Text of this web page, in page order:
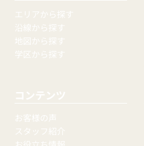
エリアから探す
沿線から探す
地図から探す
学区から探す
コンテンツ
お客様の声
スタッフ紹介